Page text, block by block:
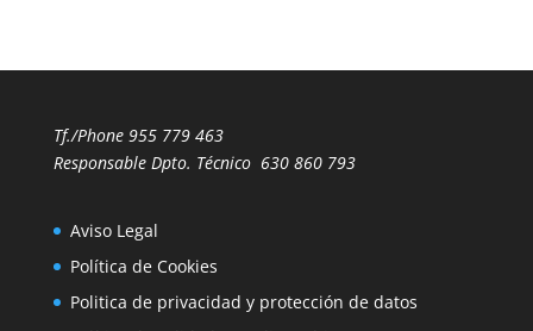
Tf./Phone 955 779 463
Responsable Dpto. Técnico 630 860 793
Aviso Legal
Política de Cookies
Politica de privacidad y protección de datos